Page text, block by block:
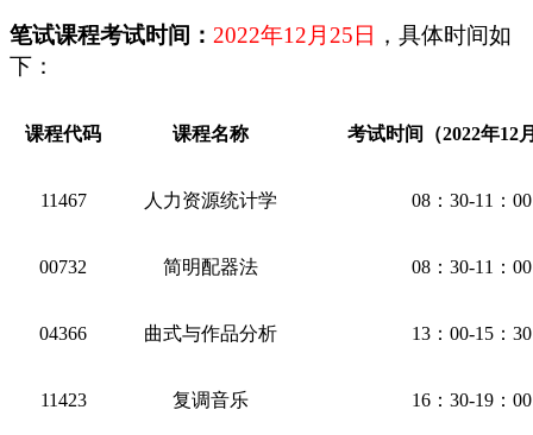
笔试课程考试时间： 2022年12 月 25日 ， 具体时间如
下：
课程代码 课程名称 考试时间（2022年12
11467 人力资源统计学 08：30-11： 00
00732 简明配器法 08：30-11： 00
04366 曲式与作品分析 13： 00-1 5： 30
11423 复调音乐 16： 30-19： 00